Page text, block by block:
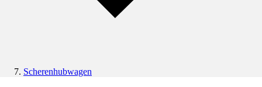
Scherenhubwagen